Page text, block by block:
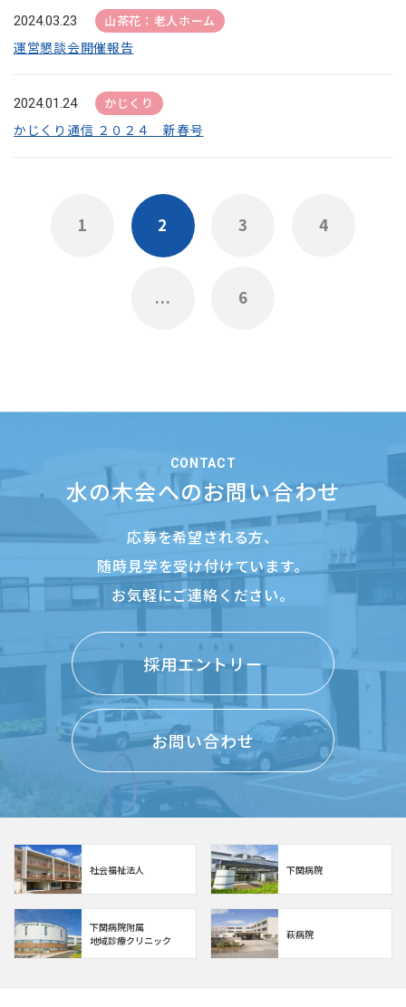
2024.03.23 山茶花：老人ホーム
運営懇談会開催報告
2024.01.24 かじくり
かじくり通信 ２０２４ 新春号
1 2 3 4
... 6
CONTACT
水の木会へのお問い合わせ
応募を希望される方、
随時見学を受け付けています。
お気軽にご連絡ください。
採用エントリー
お問い合わせ
社会福祉法人 下関病院
下関病院附属
地域診療クリニック
萩病院